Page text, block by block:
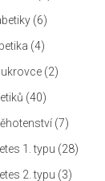
(6)
(4)
(2)
(40)
(7)
1. typu (28)
2. typu (3)